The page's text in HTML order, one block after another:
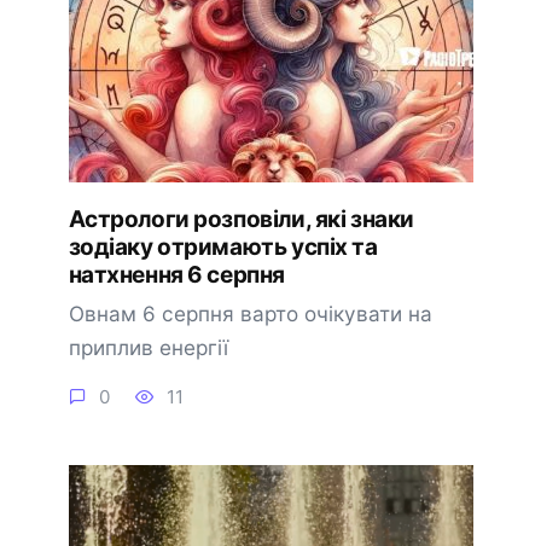
Астрологи розповіли, які знаки
зодіаку отримають успіх та
натхнення 6 серпня
Овнам 6 серпня варто очікувати на
приплив енергії
0 11